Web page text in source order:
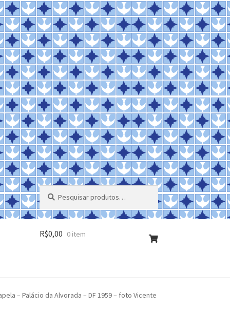
Pesquisar
por:
Pesquisar
R$0,00 0 item
– Palácio da Alvorada – DF 1959 – foto Vicente